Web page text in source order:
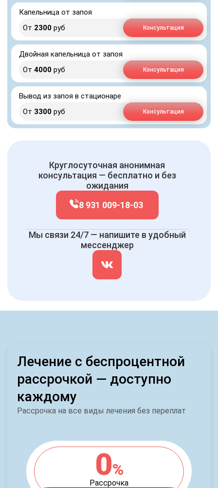
Капельница от запоя
От 2300 руб Консультация
Двойная капельница от запоя
От 4000 руб Консультация
Вывод из запоя в стационаре
От 3300 руб Консультация
Круглосуточная анонимная
консультация — бесплатно и без
ожидания
8 931 009-18-03
Мы связи 24/7 — напишите в удобный
мессенджер
Лечение с беспроцентной
рассрочкой — доступно
каждому
Рассрочка на все виды лечения без переплат
0%
Рассрочка